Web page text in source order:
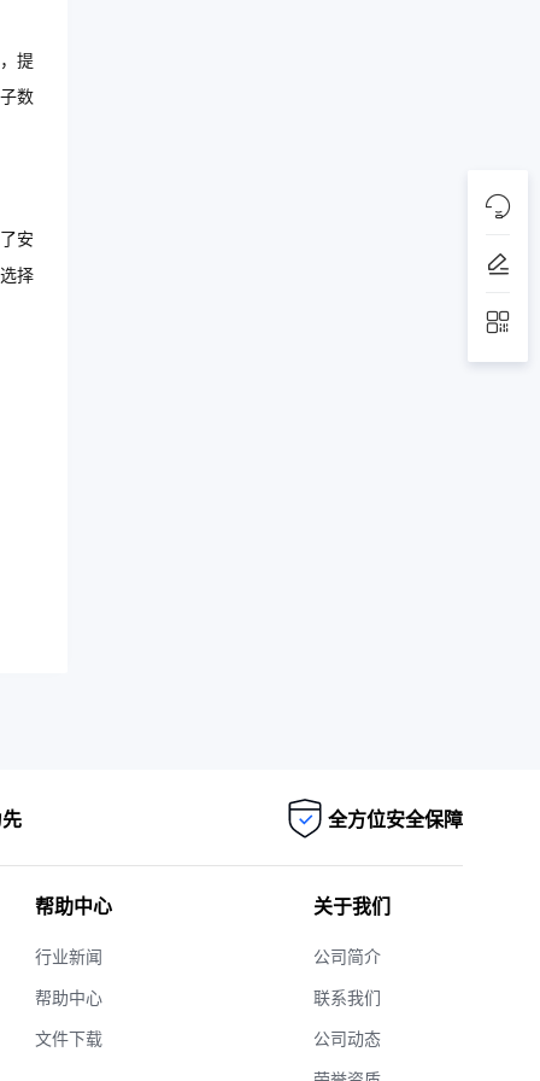
提
数
安
择
全方位安全保障
帮助中心
行业新闻
帮助中心
文件下载
关于我们
公司简介
联系我们
公司动态